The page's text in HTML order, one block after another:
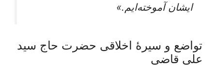
ایشان‌ آموخته‌ایم‌.»
تواضع و سیرۀ اخلاقی حضرت حاج سید
علی قاضی